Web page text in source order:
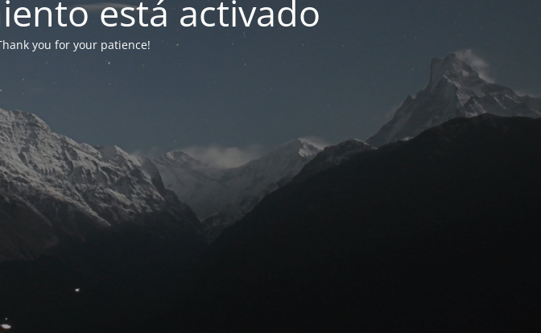
está activado
you for your patience!